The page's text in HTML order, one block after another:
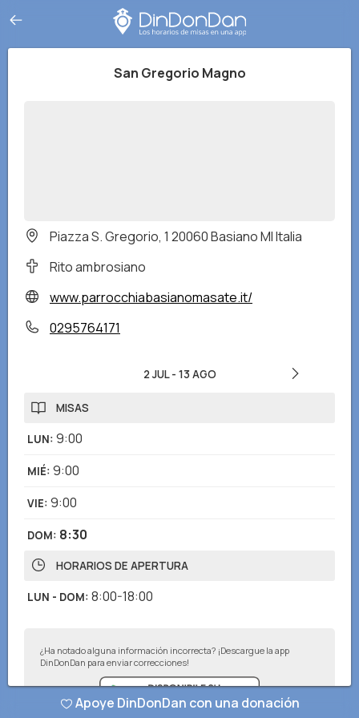
San Gregorio Magno
Piazza S. Gregorio, 1 20060 Basiano MI Italia
Rito ambrosiano
www.parrocchiabasianomasate.it/
0295764171
2 JUL- 13 AGO
MISAS
LUN: 9:00
MIÉ: 9:00
VIE: 9:00
DOM: 8:30
HORARIOS DE APERTURA
LUN - DOM: 8:00-18:00
¿Ha notado alguna información incorrecta? ¡Descargue la app
DinDonDan para enviar correcciones!
Apoye DinDonDan con una donación